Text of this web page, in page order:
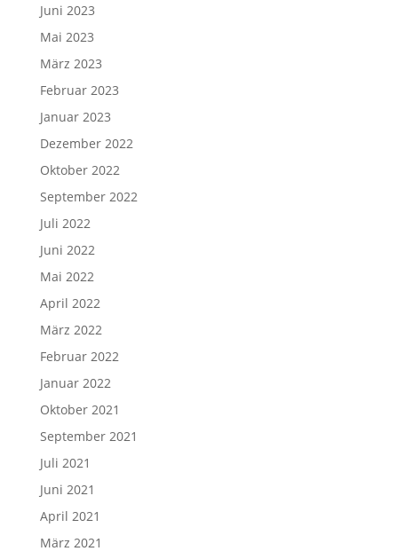
Juni 2023
Mai 2023
März 2023
Februar 2023
Januar 2023
Dezember 2022
Oktober 2022
September 2022
Juli 2022
Juni 2022
Mai 2022
April 2022
März 2022
Februar 2022
Januar 2022
Oktober 2021
September 2021
Juli 2021
Juni 2021
April 2021
März 2021